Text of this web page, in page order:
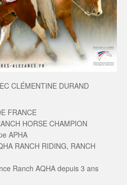
CLÉMENTINE DURAND
FRANCE
HORSE CHAMPION
APHA
RANCH RIDING, RANCH
Ranch AQHA depuis 3 ans